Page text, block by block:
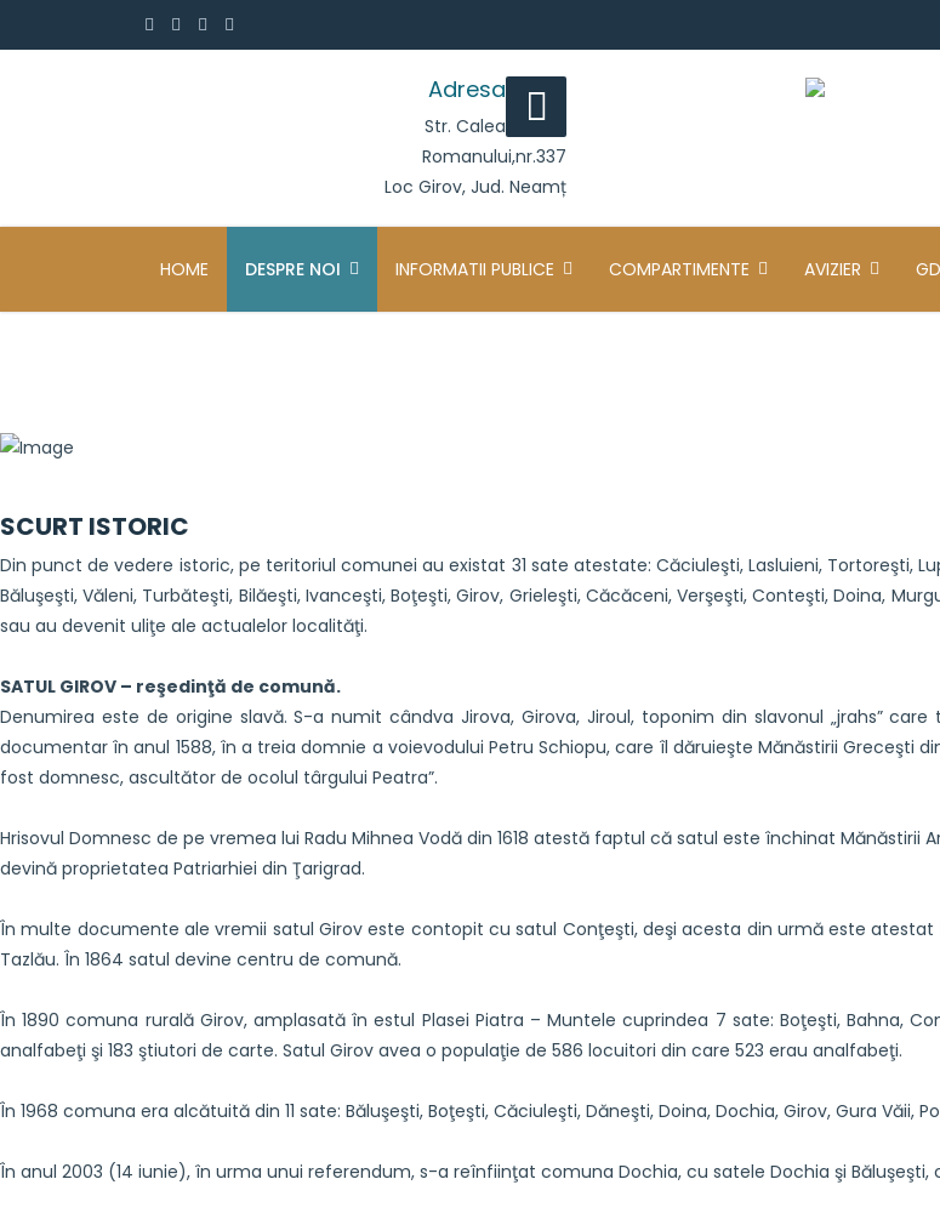
Adresa
Str. Calea
Romanului,nr.337
Loc Girov, Jud. Neamț
HOME DESPRE NOI INFORMATII PUBLICE COMPARTIMENTE AVIZIER
SCURT ISTORIC
Din punct de vedere istoric, pe teritoriul comunei au existat 31 sate atestate: Căciuleşti, Lasluieni, Tortoreşti,
Băluşeşti, Văleni, Turbăteşti, Bilăeşti, Ivanceşti, Boţeşti, Girov, Grieleşti, Căcăceni, Verşeşti, Conteşti, Doina,
sau au devenit uliţe ale actualelor localităţi.
SATUL GIROV – reşedinţă de comună.
Denumirea este de origine slavă. S-a numit cândva Jirova, Girova, Jiroul, toponim din slavonul „jrahs”
documentar în anul 1588, în a treia domnie a voievodului Petru Schiopu, care îl dăruieşte Mănăstirii Greceşti
fost domnesc, ascultător de ocolul târgului Peatra”.
Hrisovul Domnesc de pe vremea lui Radu Mihnea Vodă din 1618 atestă faptul că satul este închinat Mănăstirii
devină proprietatea Patriarhiei din Ţarigrad.
În multe documente ale vremii satul Girov este contopit cu satul Conţeşti, deşi acesta din urmă este atestat
Tazlău. În 1864 satul devine centru de comună.
În 1890 comuna rurală Girov, amplasată în estul Plasei Piatra – Muntele cuprindea 7 sate: Boţeşti, Bahna,
analfabeţi şi 183 ştiutori de carte. Satul Girov avea o populaţie de 586 locuitori din care 523 erau analfabeţi.
În 1968 comuna era alcătuită din 11 sate: Băluşeşti, Boţeşti, Căciuleşti, Dăneşti, Doina, Dochia, Girov, Gura Văii,
În anul 2003 (14 iunie), în urma unui referendum, s-a reînfiinţat comuna Dochia, cu satele Dochia şi